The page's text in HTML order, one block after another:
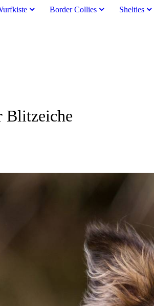
Border Collies Shelties
Blitzeiche